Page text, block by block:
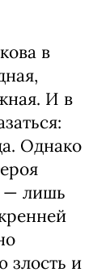
в
И в
Однако
— лишь
злость и